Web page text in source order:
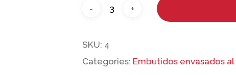
SKU: 4
Categories: Embutidos envasados al